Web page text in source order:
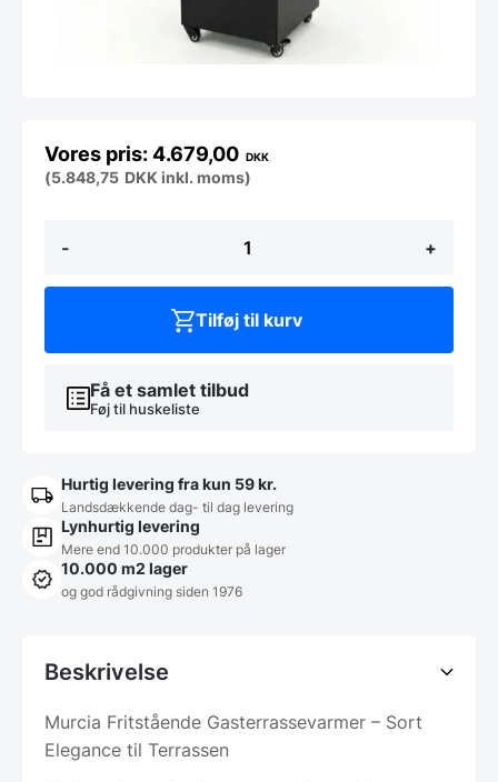
-
terrassevarmer
Sort
+
4.679,00 DKK
(5.848,75 DKK inkl. moms)
Få et samlet tilbud
Føj til huskeliste
Tilføj til kurv
Hurtig levering fra kun 59 kr.
Landsdækkende dag- til dag levering
Lynhurtig levering
Mere end 10.000 produkter på lager
10.000 m2 lager
og god rådgivning siden 1976
Beskrivelse
Murcia Fritstående Gasterrassevarmer – Sort
Elegance til Terrassen